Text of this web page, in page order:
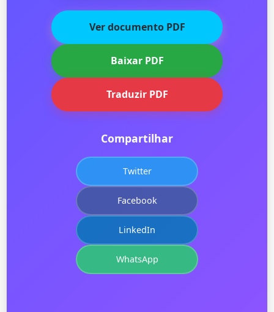
Ver documento PDF
Baixar PDF
Traduzir PDF
Compartilhar
Twitter
Facebook
LinkedIn
WhatsApp